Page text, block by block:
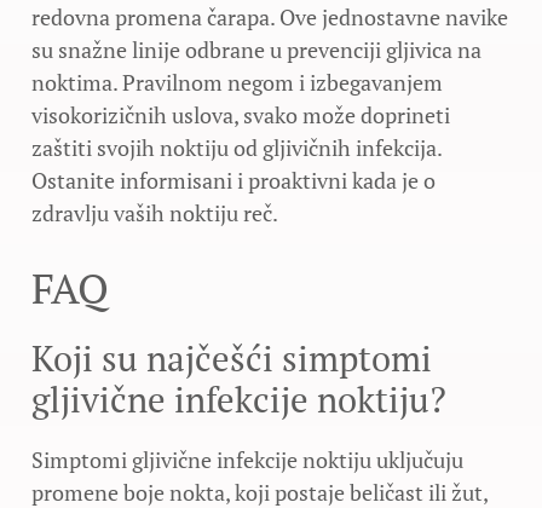
redovna promena čarapa. Ove jednostavne navike
su snažne linije odbrane u prevenciji gljivica na
noktima. Pravilnom negom i izbegavanjem
visokorizičnih uslova, svako može doprineti
zaštiti svojih noktiju od gljivičnih infekcija.
Ostanite informisani i proaktivni kada je o
zdravlju vaših noktiju reč.
FAQ
Koji su najčešći simptomi
gljivične infekcije noktiju?
Simptomi gljivične infekcije noktiju uključuju
promene boje nokta, koji postaje beličast ili žut,